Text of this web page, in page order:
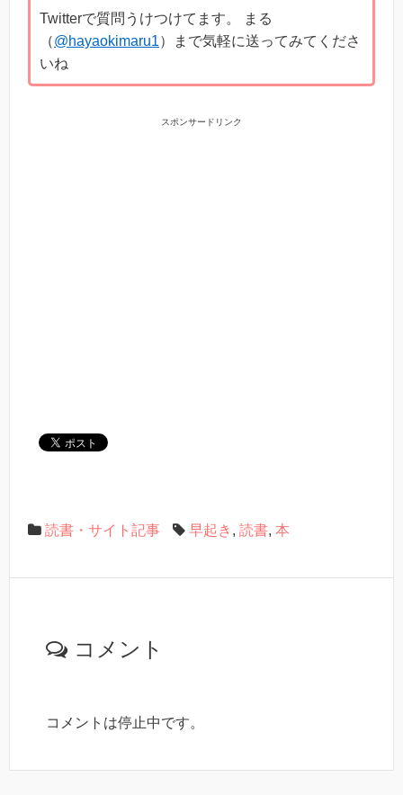
Twitterで質問うけつけてます。 まる
（@hayaokimaru1）まで気軽に送ってみてくださ
いね
スポンサードリンク
読書・サイト記事 早起き , 読書, 本
コメント
コメントは停止中です。